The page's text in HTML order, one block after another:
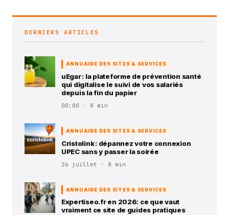
DERNIERS ARTICLES
ANNUAIRE DES SITES & SERVICES
uEgar : la plateforme de prévention santé
qui digitalise le suivi de vos salariés
depuis la fin du papier
00:00 · 8 min
ANNUAIRE DES SITES & SERVICES
Cristolink : dépannez votre connexion
UPEC sans y passer la soirée
26 juillet · 8 min
ANNUAIRE DES SITES & SERVICES
Expertiseo.fr en 2026: ce que vaut
vraiment ce site de guides pratiques